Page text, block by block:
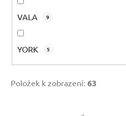
VALA 9
YORK 5
Položek k zobrazení: 63